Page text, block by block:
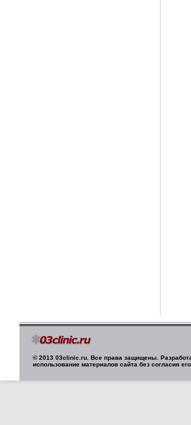
© 2013 03clinic.ru. Все права защищены.
использование материалов сайта без согласия